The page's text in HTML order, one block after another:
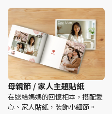
母親節 / 家人主題貼紙
在送給媽媽的回憶相本，搭配愛
心、家人貼紙，裝飾小細節。